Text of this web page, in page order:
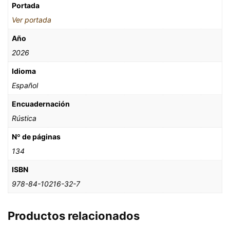
Portada
Ver portada
Año
2026
Idioma
Español
Encuadernación
Rústica
Nº de páginas
134
ISBN
978-84-10216-32-7
Productos relacionados